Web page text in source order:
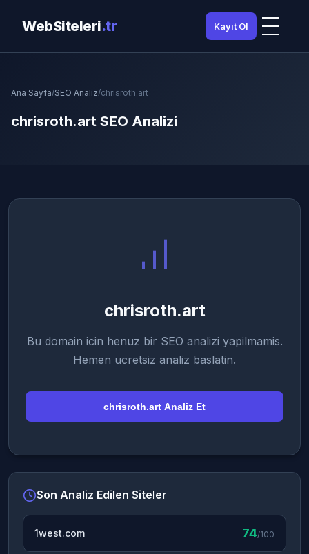
WebSiteleri.tr Kayıt Ol
Ana Sayfa/SEO Analiz/chrisroth.art
chrisroth.art SEO Analizi
chrisroth.art
Bu domain icin henuz bir SEO analizi yapilmamis.
Hemen ucretsiz analiz baslatin.
chrisroth.art Analiz Et
Son Analiz Edilen Siteler
1west.com 74/100